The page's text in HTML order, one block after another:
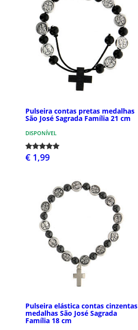
Pulseira contas pretas medalhas
São José Sagrada Família 21 cm
DISPONÍVEL
€ 1,99
Pulseira elástica contas cinzentas
medalhas São José Sagrada
Família 18 cm